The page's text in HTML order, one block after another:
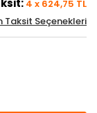
4 x 624,75 TL
Taksit Seçenekleri